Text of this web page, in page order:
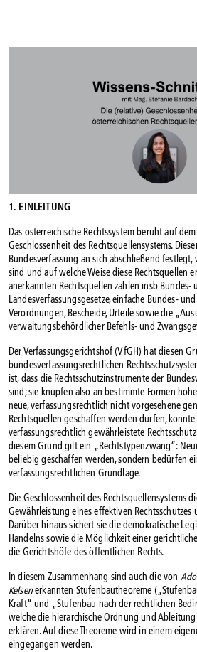
1. EINLEITUNG
Das österreichische Rechtssystem beruht auf
Geschlossenheit des Rechtsquellensystems.
Bundesverfassung an sich abschließend festlegt,
sind und auf welche Weise diese Rechtsquellen
anerkannten Rechtsquellen zählen insb Bundes-
Landesverfassungsgesetze, einfache Bundes-
Verordnungen, Bescheide, Urteile sowie die
verwaltungsbehördlicher Befehls- und
Der Verfassungsgerichtshof (VfGH) hat diesen
bundesverfassungsrechtlichen
ist, dass die Rechtsschutzinstrumente der
sind; sie knüpfen also an bestimmte Formen
neue, verfassungsrechtlich nicht vorgesehene
Rechtsquellen geschaffen werden dürfen,
verfassungsrechtlich gewährleistete
diesem Grund gilt ein „Rechtstypenzwang“:
beliebig geschaffen werden, sondern bedürfen
verfassungsrechtlichen Grundlage.
Die Geschlossenheit des Rechtsquellensystems
Gewährleistung eines effektiven Rechtsschutzes
Darüber hinaus sichert sie die demokratische
Handelns sowie die Möglichkeit einer
die Gerichtshöfe des öffentlichen Rechts.
In diesem Zusammenhang sind auch die von
Kelsenerkannten Stufenbautheoreme
Kraft“ und „Stufenbau nach der rechtlichen
welche die hierarchische Ordnung und
erklären. Auf diese Theoreme wird in einem
eingegangen werden.